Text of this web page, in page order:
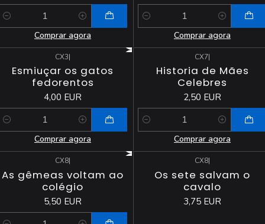
Comprar agora
Quantidade
Comprar agora
CX3|
Esmiuçar os gatos
fedorentos
4,00 EUR
Comprar agora
CX7|
Historia de Mães
Celebres
2,50 EUR
Quantidade
Comprar agora
CX8|
As gêmeas voltam ao
colégio
5,50 EUR
CX8|
Os sete salvam o
cavalo
3,75 EUR